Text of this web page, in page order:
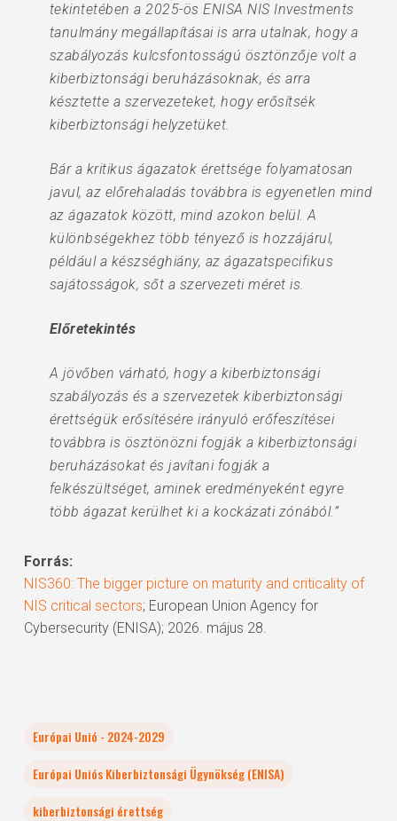
tekintetében a 2025-ös ENISA NIS Investments
tanulmány megállapításai is arra utalnak, hogy a
szabályozás kulcsfontosságú ösztönzője volt a
kiberbiztonsági beruházásoknak, és arra
késztette a szervezeteket, hogy erősítsék
kiberbiztonsági helyzetüket.
Bár a kritikus ágazatok érettsége folyamatosan
javul, az előrehaladás továbbra is egyenetlen mind
az ágazatok között, mind azokon belül. A
különbségekhez több tényező is hozzájárul,
például a készséghiány, az ágazatspecifikus
sajátosságok, sőt a szervezeti méret is.
Előretekintés
A jövőben várható, hogy a kiberbiztonsági
szabályozás és a szervezetek kiberbiztonsági
érettségük erősítésére irányuló erőfeszítései
továbbra is ösztönözni fogják a kiberbiztonsági
beruházásokat és javítani fogják a
felkészültséget, aminek eredményeként egyre
több ágazat kerülhet ki a kockázati zónából.”
Forrás:
NIS360: The bigger picture on maturity and criticality of
NIS critical sectors; European Union Agency for
Cybersecurity (ENISA); 2026. május 28.
Európai Unió - 2024-2029
Európai Uniós Kiberbiztonsági Ügynökség (ENISA)
kiberbiztonsági érettség